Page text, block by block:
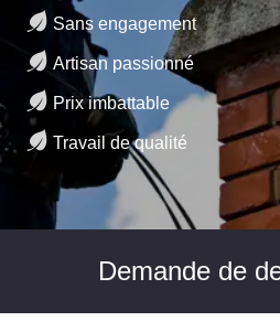
Sans engagement
Artisan passionné
Prix imbattable
Travail de qualité
Demande de